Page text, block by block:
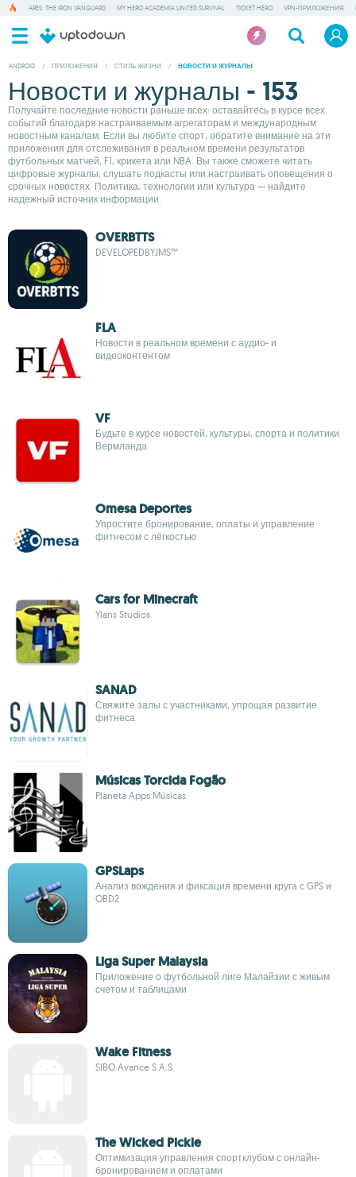
ARES: THE IRON VANGUARD MY HERO ACADEMIA UNITED SURVIVAL TICKET HERO VPN-ПРИЛОЖЕНИЯ
ANDROID / ПРИЛОЖЕНИЯ / СТИЛЬ ЖИЗНИ / НОВОСТИ И ЖУРНАЛЫ
Новости и журналы - 153
Получайте последние новости раньше всех: оставайтесь в курсе всех
событий благодаря настраиваемым агрегаторам и международным
новостным каналам. Если вы любите спорт, обратите внимание на эти
приложения для отслеживания в реальном времени результатов
футбольных матчей, F1, крикета или NBA. Вы также сможете читать
цифровые журналы, слушать подкасты или настраивать оповещения о
срочных новостях. Политика, технологии или культура — найдите
надежный источник информации.
OVERBTTS
DEVELOPEDBYJMS™
FLA
Новости в реальном времени с аудио- и
видеоконтентом
VF
Будьте в курсе новостей, культуры, спорта и политики
Вермланда
Omesa Deportes
Упростите бронирование, оплаты и управление
фитнесом с лёгкостью
Cars for Minecraft
Ylans Studios
SANAD
Свяжите залы с участниками, упрощая развитие
фитнеса
Músicas Torcida Fogão
Planeta Apps Músicas
GPSLaps
Анализ вождения и фиксация времени круга с GPS и
OBD2
Liga Super Malaysia
Приложение о футбольной лиге Малайзии с живым
счетом и таблицами
Wake Fitness
SIBO Avance S.A.S.
The Wicked Pickle
Оптимизация управления спортклубом с онлайн-
бронированием и оплатами